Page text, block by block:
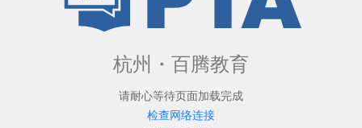
杭州・百腾教育
请耐心等待页面加载完成
检查网络连接